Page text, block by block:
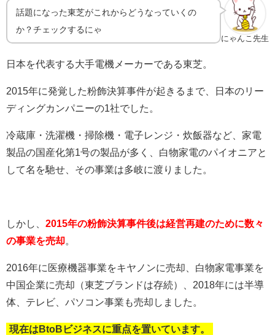
にゃんこ先生
話題になった東芝がこれからどうなっていくの
か？チェックするにゃ
日本を代表する大手電機メーカーである東芝。
2015年に発覚した粉飾決算事件が起きるまで、日本のリー
ディングカンパニーの1社でした。
冷蔵庫・洗濯機・掃除機・電子レンジ・炊飯器など、家電
製品の国産化第1号の製品が多く、白物家電のパイオニアと
して名を馳せ、その事業は多岐に渡りました。
しかし、 2015年の粉飾決算事件後は経営再建のために数々
の事業を売却。
2016年に医療機器事業をキヤノンに売却、白物家電事業を
中国企業に売却（東芝ブランドは存続）、 2018年には半導
体、テレビ、パソコン事業も売却しました。
現在は BtoB ビジネスに重点を置いています。